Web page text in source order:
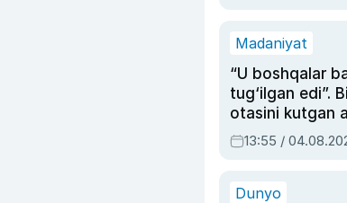
Madaniyat
“U boshqalar
tug‘ilgan edi”.
otasini kutgan
dublyaj ustasi
Ahmedovaning
13:55 /
Dunyo